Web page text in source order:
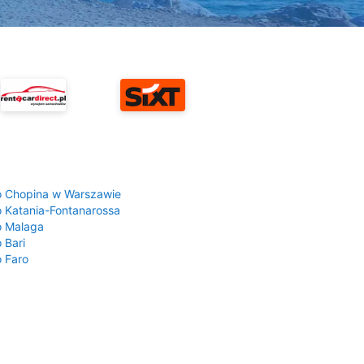
Chopina w Warszawie
Katania-Fontanarossa
Malaga
Bari
Faro